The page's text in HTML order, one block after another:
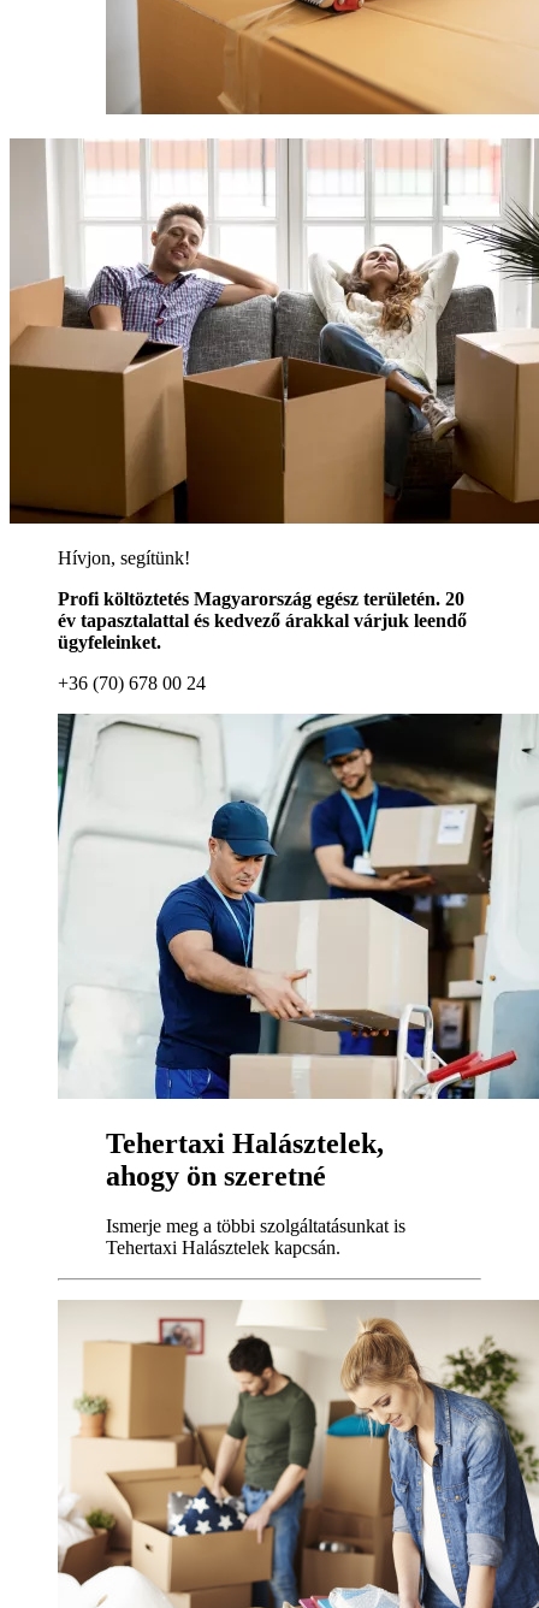
Hívjon, segítünk!
Profi költöztetés Magyarország egész területén. 20
év tapasztalattal és kedvező árakkal várjuk leendő
ügyfeleinket.
+36 (70) 678 00 24
Tehertaxi Halásztelek,
ahogy ön szeretné
Ismerje meg a többi szolgáltatásunkat is
Tehertaxi Halásztelek kapcsán.